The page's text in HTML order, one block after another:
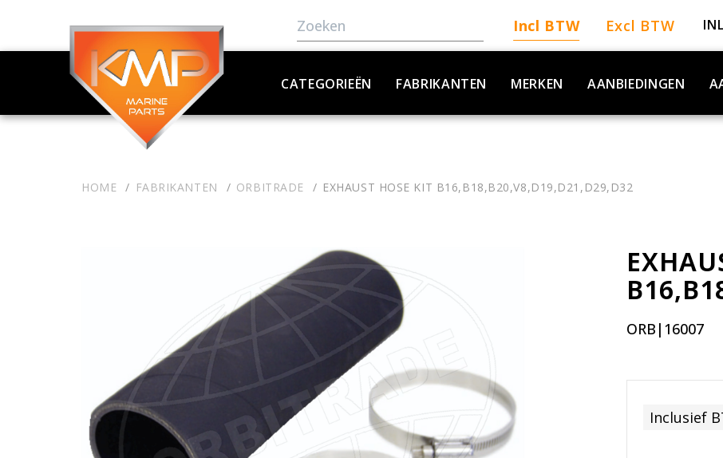
Incl BTW Excl BTW
CATEGORIEËN FABRIKANTEN MERKEN AANBIEDINGEN
HOME FABRIKANTEN ORBITRADE EXHAUST HOSE KIT B16,B18,B20,V8,D19,D21,D29,D32
ORB|16007
Inclusief